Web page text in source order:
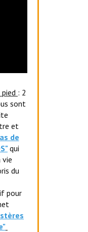
: 2
sont
et
de
qui
vie
du
pour